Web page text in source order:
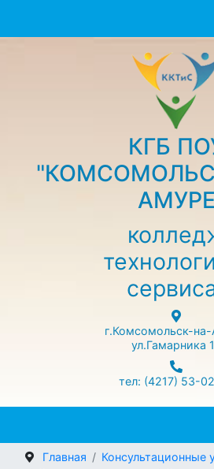
КГБ
АМУРЕ
г.Комсомольск-
ул.Гамарника